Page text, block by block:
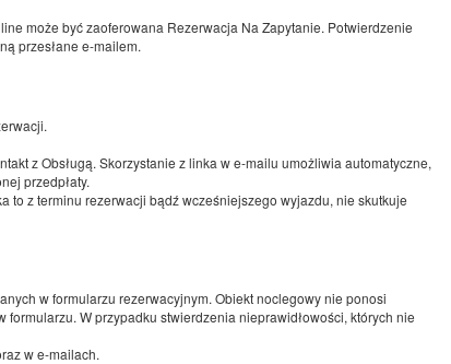
może być zaoferowana Rezerwacja Na Zapytanie. Potwierdzenie
przesłane e-mailem.
z Obsługą. Skorzystanie z linka w e-mailu umożliwia automatyczne,
przedpłaty.
to z terminu rezerwacji bądź wcześniejszego wyjazdu, nie skutkuje
w formularzu rezerwacyjnym. Obiekt noclegowy nie ponosi
W przypadku stwierdzenia nieprawidłowości, których nie
w e-mailach.
Sie Ihre Reservierung
#2 Possession
1 Schlafzimmer
Details Verfügbarkeit prüfen